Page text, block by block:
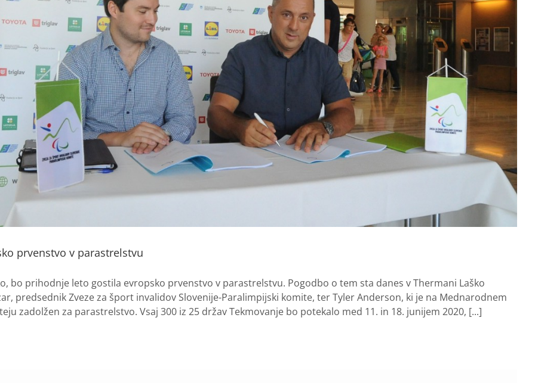
prvenstvo v parastrelstvu
bo prihodnje leto gostila evropsko prvenstvo v parastrelstvu. Pogodbo o tem sta danes v Thermani Laško
predsednik Zveze za šport invalidov Slovenije-Paralimpijski komite, ter Tyler Anderson, ki je na Mednarodnem
zadolžen za parastrelstvo. Vsaj 300 iz 25 držav Tekmovanje bo potekalo med 11. in 18. junijem 2020, [...]